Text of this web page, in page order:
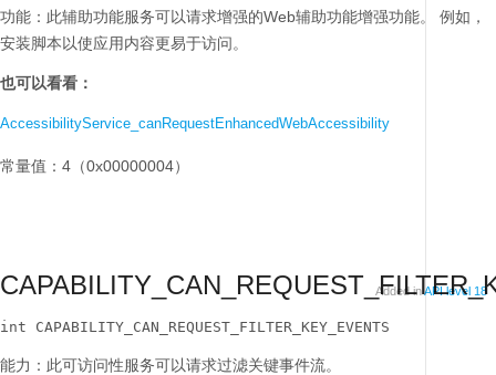
功能：此辅助功能服务可以请求增强的Web辅助功能增强功能。
例如，
安装脚本以使应用内容更易于访问。
也可以看看：
AccessibilityService_canRequestEnhancedWebAccessibility
常量值：4（0x00000004）
Added inAPI level 18
int CAPABILITY_CAN_REQUEST_FILTER_KEY_EVENTS
能力：此可访问性服务可以请求过滤关键事件流。